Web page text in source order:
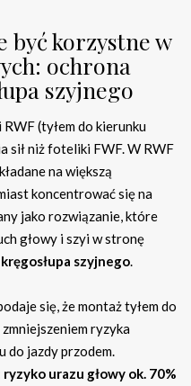
być korzystne w
ochrona
szyjnego
(tyłem do kierunku
sił niż foteliki FWF. W RWF
na większą
koncentrować się na
jako rozwiązanie, które
głowy i szyi w stronę
kręgosłupa szyjnego.
się, że montaż tyłem do
ryzyka
do jazdy przodem.
ryzyko urazu głowy ok. 70%